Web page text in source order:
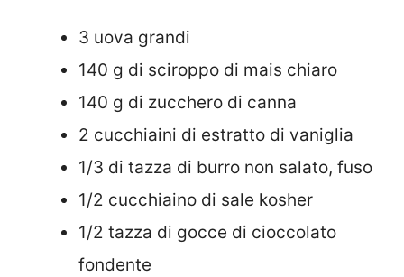
3 uova grandi
140 g di sciroppo di mais chiaro
140 g di zucchero di canna
2 cucchiaini di estratto di vaniglia
1/3 di tazza di burro non salato, fuso
1/2 cucchiaino di sale kosher
1/2 tazza di gocce di cioccolato
fondente